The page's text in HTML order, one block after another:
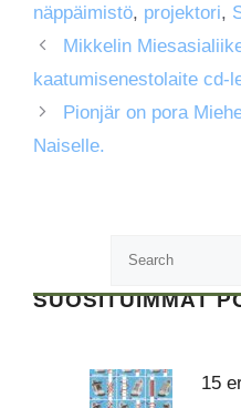
näppäimistö, projektori,
Mikkelin
kaatumisenestolaite cd-
Pionjär on pora
Naiselle.
SUOSITUIMMAT
15